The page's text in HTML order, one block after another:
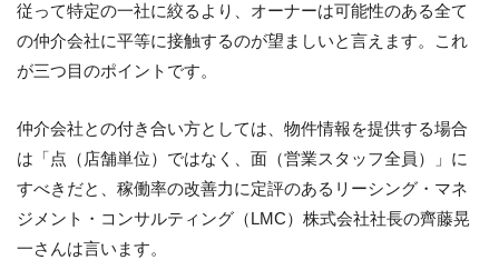
従って特定の一社に絞るより、オーナーは可能性のある全て
の仲介会社に平等に接触するのが望ましいと言えます。これ
が三つ目のポイントです。
仲介会社との付き合い方としては、物件情報を提供する場合
は「点（店舗単位）ではなく、面（営業スタッフ全員）」に
すべきだと、稼働率の改善力に定評のあるリーシング・マネ
ジメント・コンサルティング（LMC）株式会社社長の齊藤晃
一さんは言います。